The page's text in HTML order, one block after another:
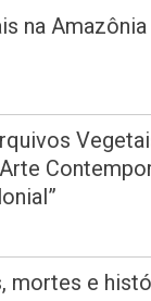
na
mortes e